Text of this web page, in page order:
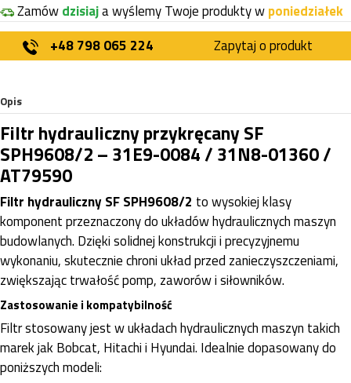
Zamówdzisiaja wyślemy Twoje produkty wponiedziałek
+48 798 065 224
Zapytaj o produkt
Opis
Filtr hydrauliczny przykręcany SF
SPH9608/2 – 31E9-0084 / 31N8-01360 /
AT79590
Filtr hydrauliczny SF SPH9608/2 to wysokiej klasy
komponent przeznaczony do układów hydraulicznych maszyn
budowlanych. Dzięki solidnej konstrukcji i precyzyjnemu
wykonaniu, skutecznie chroni układ przed zanieczyszczeniami,
zwiększając trwałość pomp, zaworów i siłowników.
Zastosowanie i kompatybilność
Filtr stosowany jest w układach hydraulicznych maszyn takich
marek jak Bobcat, Hitachi i Hyundai. Idealnie dopasowany do
poniższych modeli: